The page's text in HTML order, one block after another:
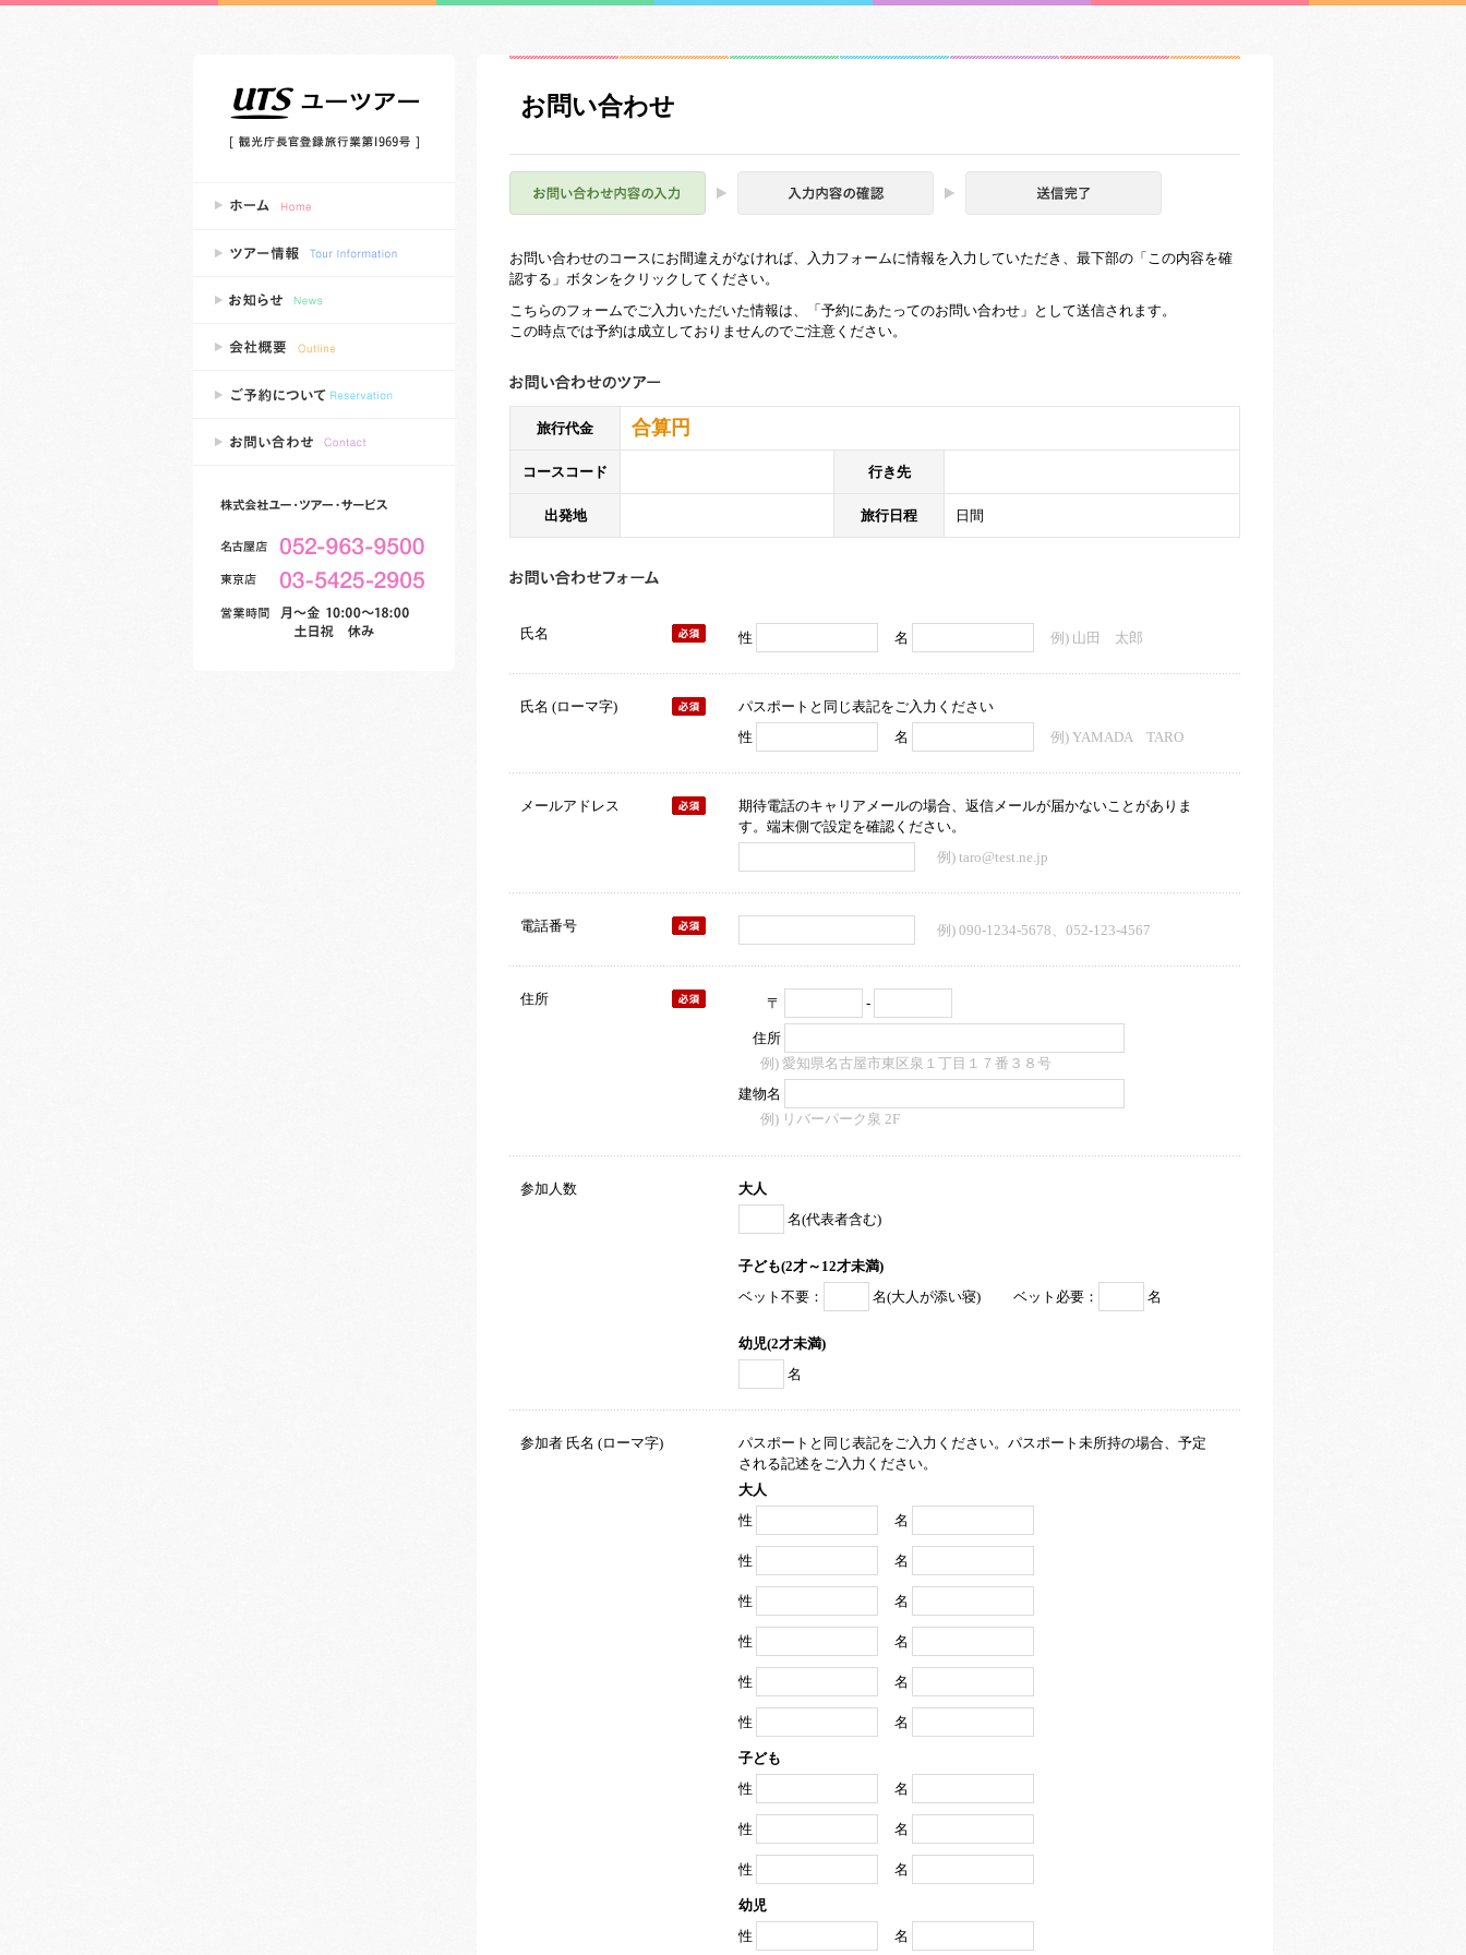
お問い合わせ
お問い合わせのコースにお間違えがなければ、入力フォームに情報を入力していただき、最下部の「この内容を確
認する」ボタンをクリックしてください。
こちらのフォームでご入力いただいた情報は、「予約にあたってのお問い合わせ」として送信されます。
この時点では予約は成立しておりませんのでご注意ください。
旅行代金 合算円
コースコード 行き先
出発地 旅行日程 日間
氏名 性 名 例) 山田 太郎
氏名 (ローマ字)
パスポートと同じ表記をご入力ください
性
名 例) YAMADA TARO
メールアドレス
期待電話のキャリアメールの場合、返信メールが届かないことがありま
す。端末側で設定を確認ください。
例) taro@test.ne.jp
電話番号 例) 090-1234-5678、052-123-4567
住所 〒 -
住所
例) 愛知県名古屋市東区泉１丁目１７番３８号
建物名
例) リバーパーク泉 2F
参加人数
大人
名(代表者含む)
子ども(2才～12才未満)
ベット不要：
名(大人が添い寝) ベット必要： 名
幼児(2才未満)
名
参加者 氏名 (ローマ字)
パスポートと同じ表記をご入力ください。パスポート未所持の場合、予定
される記述をご入力ください。
大人
性
名
性 名
性 名
性 名
性 名
性 名
子ども
性
名
性 名
性 名
幼児
性
名